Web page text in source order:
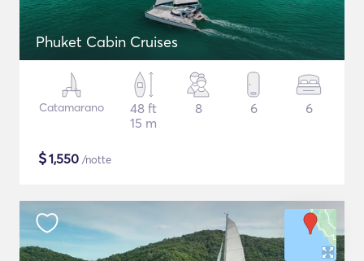
Phuket Cabin Cruises
Catamarano
48 ft
15 m
8 6 6
$1,550 /notte